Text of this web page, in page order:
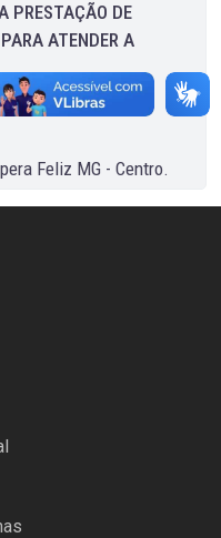
PRESTAÇÃO DE
ATENDER A
Feliz MG - Centro.